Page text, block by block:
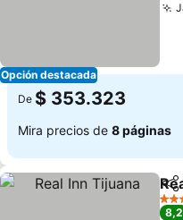
Opción destacada
De $ 353.323
Mira precios de 8 páginas
5
8,2